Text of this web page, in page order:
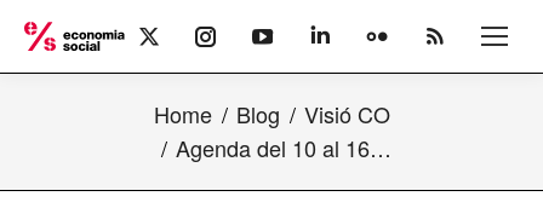
X
page
in
new
window
Instagram
page
in
new
window
YouTube
page
in
new
window
Linkedin
page
in
new
window
Flickr
page
in
window
Rss
page
Home Blog
Visió CO
Agenda del 10 al 16…